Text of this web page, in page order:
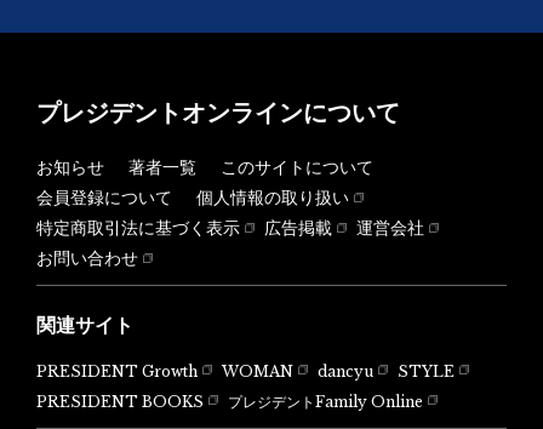
プレジデントオンラインについて
お知らせ 著者一覧
このサイトについて
会員登録について
個人情報の取り扱い
特定商取引法に基づく表示
広告掲載
運営会社
お問い合わせ
関連サイト
PRESIDENT Growth WOMAN dancyu
STYLE
PRESIDENT BOOKS
プレジデントFamily Online